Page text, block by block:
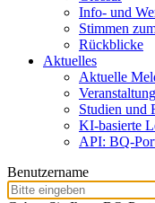
Info- und
Stimmen
Rückblicke
Aktuelles
Aktuelle
Studien und
KI-basierte
API: BQ-
Benutzername